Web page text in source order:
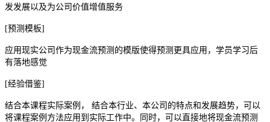
发发展以及为公司价值增值服务
[预测模板]
应用现实公司作为现金流预测的模版使得预测更具应用，学员学习后
有落地感觉
[经验借鉴]
结合本课程实际案例， 结合本行业、本公司的特点和发展趋势，可以
将课程案例方法应用到实际工作中。同时，可以直接地将现金流预测